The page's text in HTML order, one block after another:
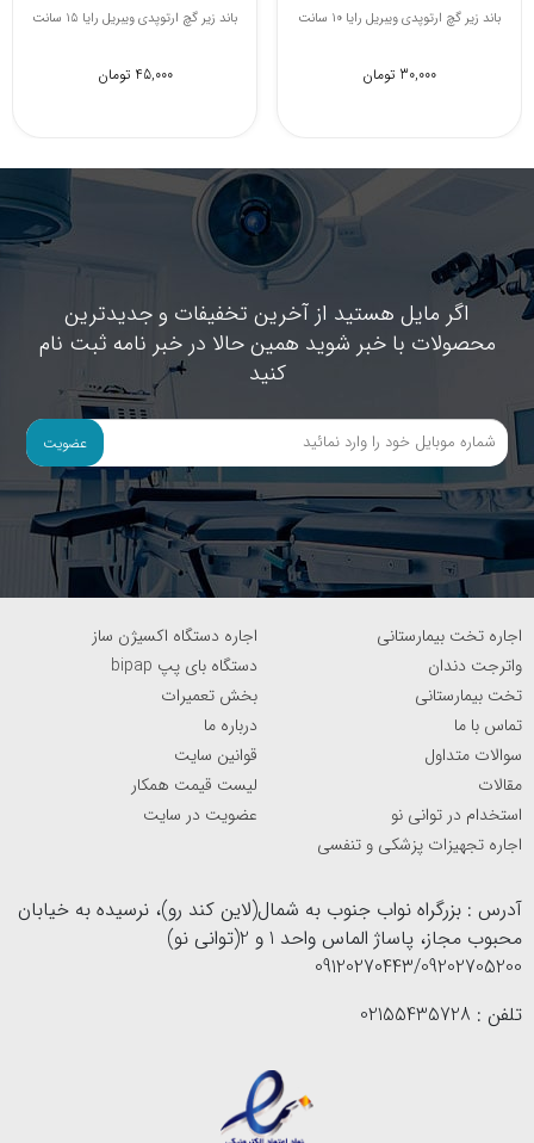
باند زیر گچ ارتوپدی ویبریل رایا 10 سانت
30,000 تومان
باند کشی 10 سانت کاوه
30,000 تومان
اگر مایل هستید از آخرین تخفیفات و جدیدترین
محصولات با خبر شوید همین حالا در خبر نامه ثبت نام
کنید
عضویت
اجاره تخت بیمارستانی
اجاره دستگاه اکسیژن ساز
واترجت دندان
دستگاه بای پپ bipap
تخت بیمارستانی
بخش تعمیرات
تماس با ما
درباره ما
سوالات متداول
قوانین سایت
مقالات
لیست قیمت همکار
استخدام در توانی نو
عضویت در سایت
اجاره تجهیزات پزشکی و تنفسی
آدرس : بزرگراه نواب جنوب به شمال(لاین کند رو)، نرسیده به خیابان
محبوب مجاز، پاساژ الماس واحد 1 و 2(توانی نو)
09120270443/09202705200
تلفن : 02155435728